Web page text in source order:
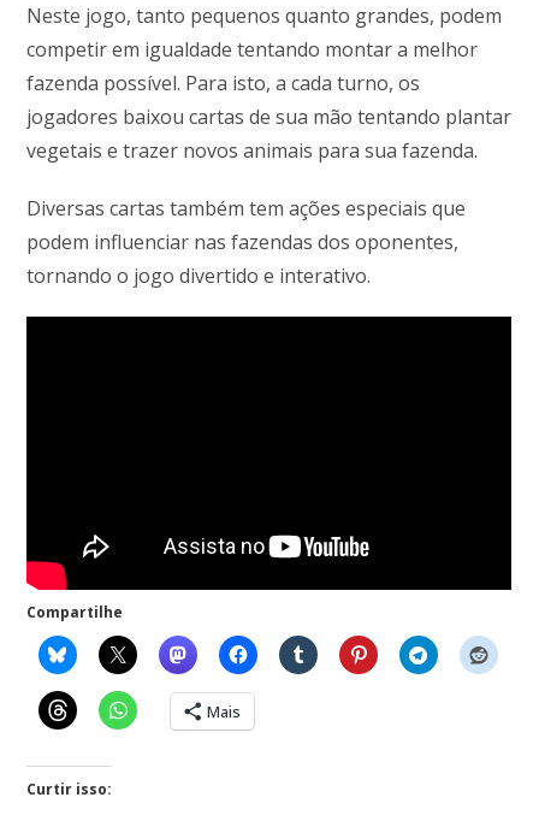
Neste jogo, tanto pequenos quanto grandes, podem
competir em igualdade tentando montar a melhor
fazenda possível. Para isto, a cada turno, os
jogadores baixou cartas de sua mão tentando plantar
vegetais e trazer novos animais para sua fazenda.
Diversas cartas também tem ações especiais que
podem influenciar nas fazendas dos oponentes,
tornando o jogo divertido e interativo.
Compartilhe
Mais
Curtir isso: